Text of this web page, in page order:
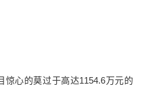
惊心的莫过于高达1154.6万元的